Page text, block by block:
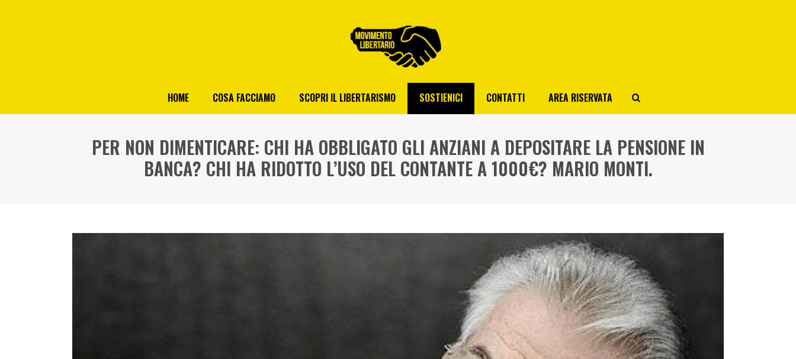
HOME COSA FACCIAMO SCOPRI IL LIBERTARISMO SOSTIENICI CONTATTI AREA RISERVATA
PER NON DIMENTICARE: CHI HA OBBLIGATO GLI ANZIANI A DEPOSITARE LA PENSIONE IN
BANCA? CHI HA RIDOTTO L’USO DEL CONTANTE A 1000€? MARIO MONTI.